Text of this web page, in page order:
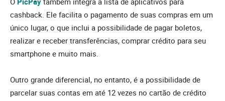
cashback. Ele facilita o pagamento de suas compras em um
único lugar, o que inclui a possibilidade de pagar boletos,
realizar e receber transferências, comprar crédito para seu
smartphone e muito mais.
Outro grande diferencial, no entanto, é a possibilidade de
parcelar suas contas em até 12 vezes no cartão de crédito